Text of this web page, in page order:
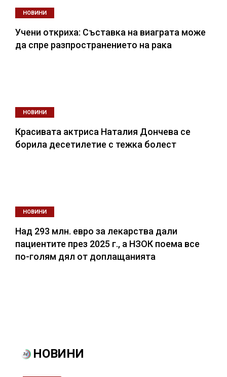
НОВИНИ
Учени откриха: Съставка на виаграта може
да спре разпространението на рака
НОВИНИ
Красивата актриса Наталия Дончева се
борила десетилетие с тежка болест
НОВИНИ
Над 293 млн. евро за лекарства дали
пациентите през 2025 г., а НЗОК поема все
по-голям дял от доплащанията
НОВИНИ